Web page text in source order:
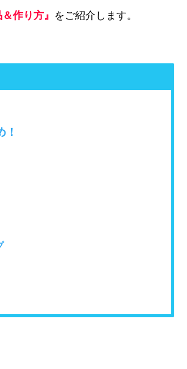
作り方』 をご紹介します。
！